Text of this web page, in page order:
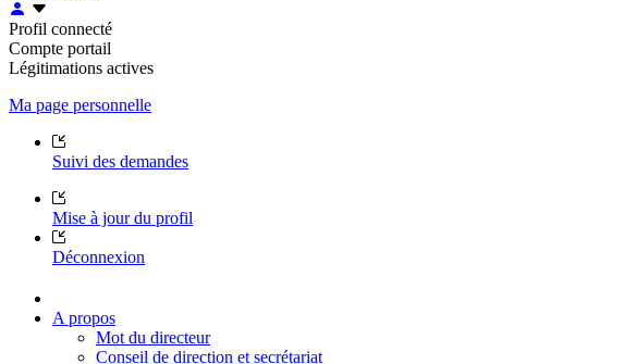
Profil connecté
Compte portail
Légitimations actives
Ma page personnelle
Suivi des demandes
Mise à jour du profil
Déconnexion
A propos
Mot du directeur
Conseil de direction et secrétariat